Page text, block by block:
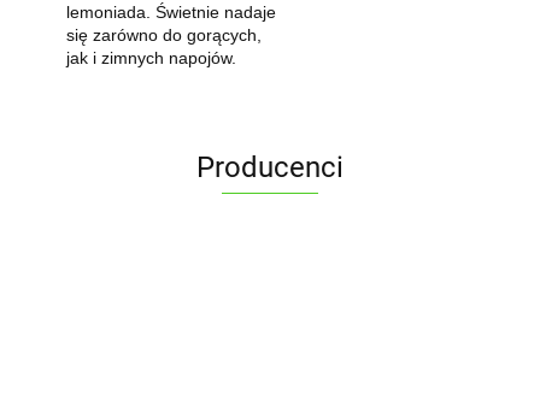
lemoniada. Świetnie nadaje
się zarówno do gorących,
jak i zimnych napojów.
Producenci